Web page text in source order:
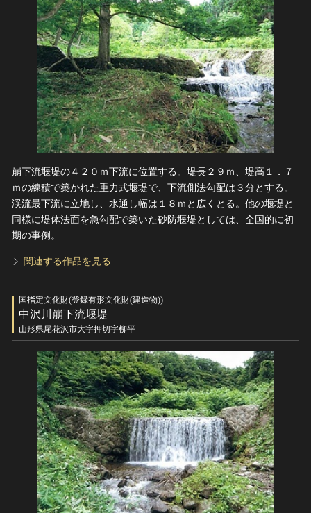
崩下流堰堤の４２０ｍ下流に位置する。堤長２９ｍ、堤高１．７
ｍの練積で築かれた重力式堰堤で、下流側法勾配は３分とする。
渓流最下流に立地し、水通し幅は１８ｍと広くとる。他の堰堤と
同様に堤体法面を急勾配で築いた砂防堰堤としては、全国的に初
期の事例。
関連する作品を見る
国指定文化財(登録有形文化財(建造物))
中沢川崩下流堰堤
山形県尾花沢市大字押切字柳平